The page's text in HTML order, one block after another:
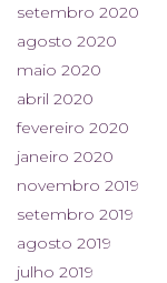
setembro 2020
agosto 2020
maio 2020
abril 2020
fevereiro 2020
janeiro 2020
novembro 2019
setembro 2019
agosto 2019
julho 2019